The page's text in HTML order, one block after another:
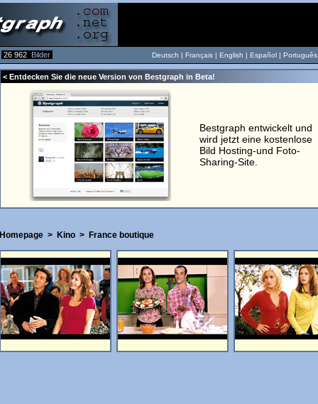
26 962 Bilder Deutsch | Français | English | Español | Português
< Entdecken Sie die neue Version von Bestgraph in Beta!
Bestgraph entwickelt und
wird jetzt eine kostenlose
Bild Hosting-und Foto-
Sharing-Site.
Homepage> Kino> France boutique